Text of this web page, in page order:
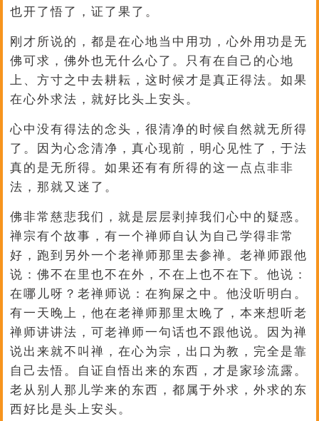
也开了悟了，证了果了。
刚才所说的，都是在心地当中用功，心外用功是无
佛可求，佛外也无什么心了。只有在自己的心地
上、方寸之中去耕耘，这时候才是真正得法。如果
在心外求法，就好比头上安头。
心中没有得法的念头，很清净的时候自然就无所得
了。因为心念清净，真心现前，明心见性了，于法
真的是无所得。如果还有有所得的这一点点非非
法，那就又迷了。
佛非常慈悲我们，就是层层剥掉我们心中的疑惑。
禅宗有个故事，有一个禅师自认为自己学得非常
好，跑到另外一个老禅师那里去参禅。老禅师跟他
说：佛不在里也不在外，不在上也不在下。他说：
在哪儿呀？老禅师说：在狗屎之中。他没听明白。
有一天晚上，他在老禅师那里太晚了，本来想听老
禅师讲讲法，可老禅师一句话也不跟他说。因为禅
说出来就不叫禅，在心为宗，出口为教，完全是靠
自己去悟。自证自悟出来的东西，才是家珍流露。
老从别人那儿学来的东西，都属于外求，外求的东
西好比是头上安头。